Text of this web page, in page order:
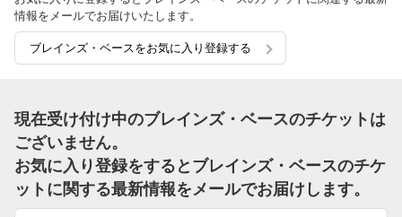
情報をメールでお届けいたします。
ブレインズ・ベースをお気に入り登録する
現在受け付け中のブレインズ・ベースのチケットは
ございません。
お気に入り登録をするとブレインズ・ベースのチケ
ットに関する最新情報をメールでお届けします。